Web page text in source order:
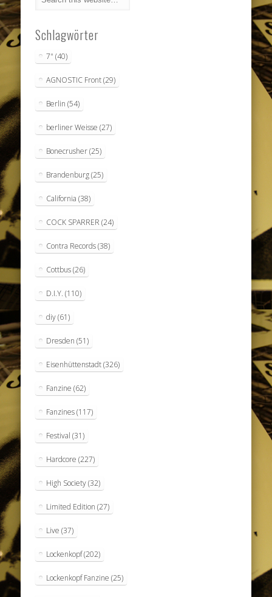
Schlagwörter
7" (40)
AGNOSTIC Front(29)
Berlin (54)
berliner Weisse (27)
Bonecrusher(25)
Brandenburg(25)
California (38)
COCK SPARRER (24)
Contra Records(38)
Cottbus(26)
D.I.Y. (110)
diy(61)
Dresden (51)
Eisenhüttenstadt(326)
Fanzine (62)
Fanzines(117)
Festival (31)
Hardcore (227)
High Society(32)
Limited Edition (27)
Live (37)
Lockenkopf(202)
Lockenkopf Fanzine (25)